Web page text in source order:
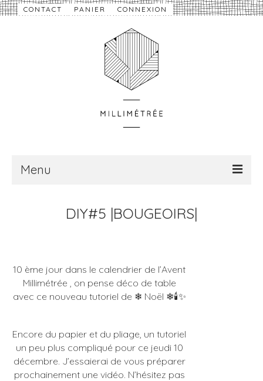
CONTACT PANIER CONNEXION
Menu
Les Ateliers
DIY#5 |BOUGEOIRS|
10 ème jour dans le calendrier de l’Avent
Millimétrée , on pense déco de table
avec ce nouveau tutoriel de ❄︎ Noël ❄︎🕯✨
Encore du papier et du pliage, un tutoriel
un peu plus compliqué pour ce jeudi 10
décembre. J’essaierai de vous préparer
prochainement une vidéo. N’hésitez pas